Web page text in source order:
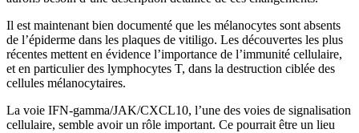
Il est maintenant bien documenté que les mélanocytes sont absents
de l’épiderme dans les plaques de vitiligo. Les découvertes les plus
récentes mettent en évidence l’importance de l’immunité cellulaire,
et en particulier des lymphocytes T, dans la destruction ciblée des
cellules mélanocytaires.
La voie IFN-gamma/JAK/CXCL10, l’une des voies de signalisation
cellulaire, semble avoir un rôle important. Ce pourrait être un lieu